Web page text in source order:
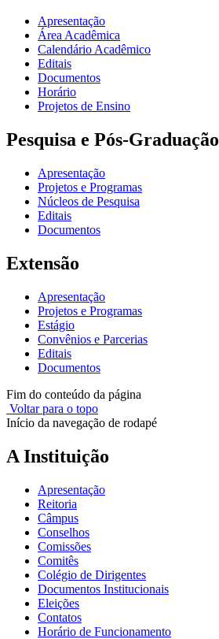
Apresentação
Área Acadêmica
Calendário Acadêmico
Editais
Documentos
Horário
Projetos de Ensino
Pesquisa e Pós-Graduação
Apresentação
Projetos e Programas
Núcleos de Pesquisa
Editais
Documentos
Extensão
Apresentação
Projetos e Programas
Estágio
Convênios e Parcerias
Editais
Documentos
Fim do conteúdo da página
Voltar para o topo
Início da navegação de rodapé
A Instituição
Apresentação
Reitoria
Câmpus
Conselhos
Comissões
Comitês
Colégio de Dirigentes
Documentos Institucionais
Eleições
Contatos
Horário de Funcionamento